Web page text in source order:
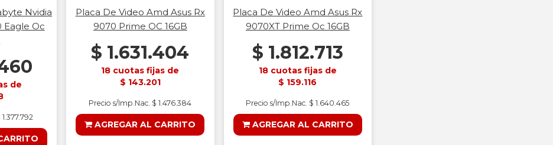
Nvidia
Eagle Oc
de
Placa De Video Amd Asus Rx
9070 Prime OC 16GB
$ 1.631.404
18 cuotas fijas de
$ 143.201
Precio s/Imp.Nac. $ 1.476.384
AGREGAR AL CARRITO
Placa De Video Amd Asus Rx
9070XT Prime Oc 16GB
$ 1.812.713
18 cuotas fijas de
$ 159.116
Precio s/Imp.Nac. $ 1.640.465
AGREGAR AL CARRITO